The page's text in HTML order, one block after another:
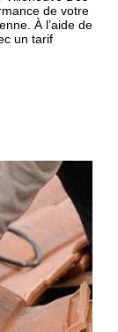
de votre
À l’aide de
un tarif